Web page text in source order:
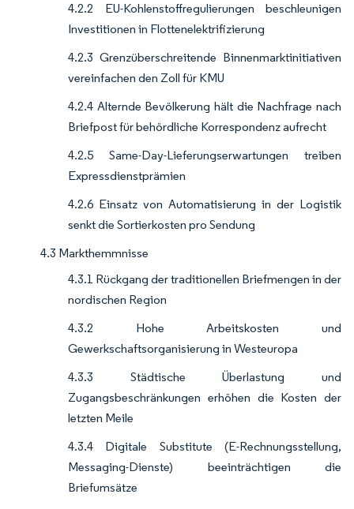
4.2.2 EU-Kohlenstoffregulierungen beschleunigen
Investitionen in Flottenelektrifizierung
4.2.3 Grenzüberschreitende Binnenmarktinitiativen
vereinfachen den Zoll für KMU
4.2.4 Alternde Bevölkerung hält die Nachfrage nach
Briefpost für behördliche Korrespondenz aufrecht
4.2.5 Same-Day-Lieferungserwartungen treiben
Expressdienstprämien
4.2.6 Einsatz von Automatisierung in der Logistik
senkt die Sortierkosten pro Sendung
4.3 Markthemmnisse
4.3.1 Rückgang der traditionellen Briefmengen in der
nordischen Region
4.3.2 Hohe Arbeitskosten und
Gewerkschaftsorganisierung in Westeuropa
4.3.3 Städtische Überlastung und
Zugangsbeschränkungen erhöhen die Kosten der
letzten Meile
4.3.4 Digitale Substitute (E-Rechnungsstellung,
Messaging-Dienste) beeinträchtigen die
Briefumsätze